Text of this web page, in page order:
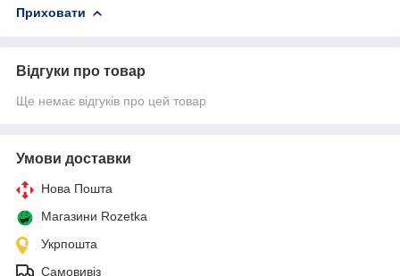
Приховати
Відгуки про товар
Ще немає відгуків про цей товар
Умови доставки
Нова Пошта
Магазини Rozetka
Укрпошта
Самовивіз